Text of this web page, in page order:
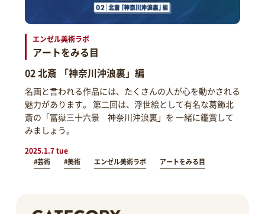
エンゼル美術ラボ
アートをみる目
02 北斎 「神奈川沖浪裏」編
名画と言われる作品には、たくさんの人が心を動かされる
魅力があります。 第二回は、浮世絵として有名な葛飾北
斎の「冨嶽三十六景 神奈川沖浪裏」を 一緒に鑑賞して
みましょう。
2025.1.7 tue
#芸術 #美術 エンゼル美術ラボ アートをみる目